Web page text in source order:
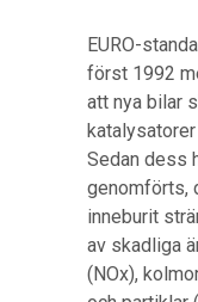
EURO-
först 1992
att nya bilar
Sedan dess
genomförts,
inneburit
av skadliga
(NOx),